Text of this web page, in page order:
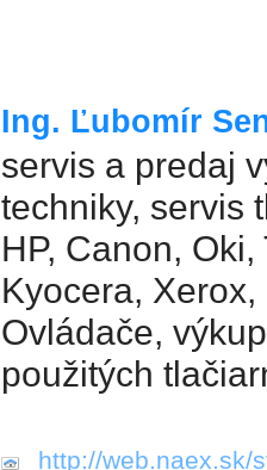
Ing. Ľubomír
servis a predaj
techniky, servis
HP, Canon,
Kyocera,
Ovládače,
použitých
http://web.naex.sk/